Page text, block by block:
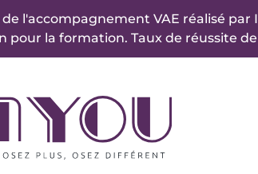
l'accompagnement VAE réalisé
la formation. Taux de réussite de